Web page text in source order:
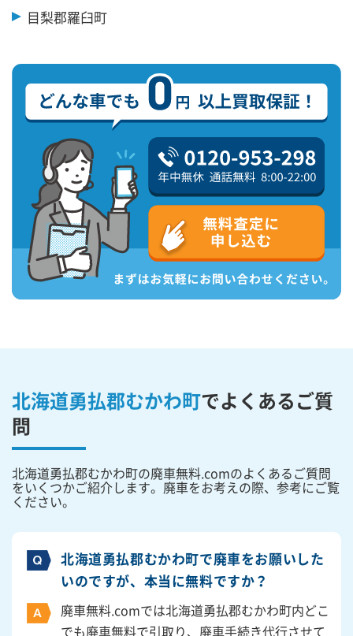
目梨郡羅臼町
北海道勇払郡むかわ町でよくあるご質
問
北海道勇払郡むかわ町の廃車無料.comのよくあるご質問
をいくつかご紹介します。廃車をお考えの際、参考にご覧
ください。
北海道勇払郡むかわ町で廃車をお願いした
いのですが、本当に無料ですか？
廃車無料.comでは北海道勇払郡むかわ町内どこ
でも廃車無料で引取り、廃車手続き代行させて